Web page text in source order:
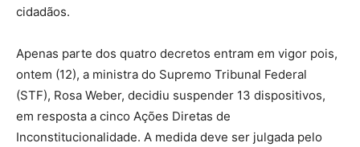
cidadãos.
Apenas parte dos quatro decretos entram em vigor pois,
ontem (12), a ministra do Supremo Tribunal Federal
(STF), Rosa Weber, decidiu suspender 13 dispositivos,
em resposta a cinco Ações Diretas de
Inconstitucionalidade. A medida deve ser julgada pelo